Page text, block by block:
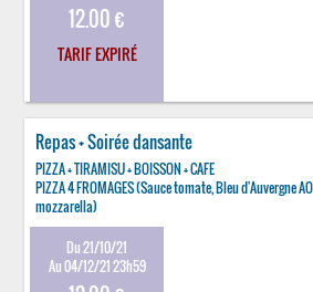
12.00 €
TARIF EXPIRÉ
Repas + Soirée dansante
PIZZA + TIRAMISU + BOISSON + CAFE
PIZZA 4 FROMAGES (Sauce tomate, Bleu d'Auvergne
mozzarella)
Du 21/10/21
Au 04/12/21 23h59